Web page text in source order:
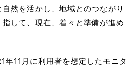
然を活かし、地域とのつながり
して、現在、着々と準備が進め
年11月に利用者を想定したモニタ